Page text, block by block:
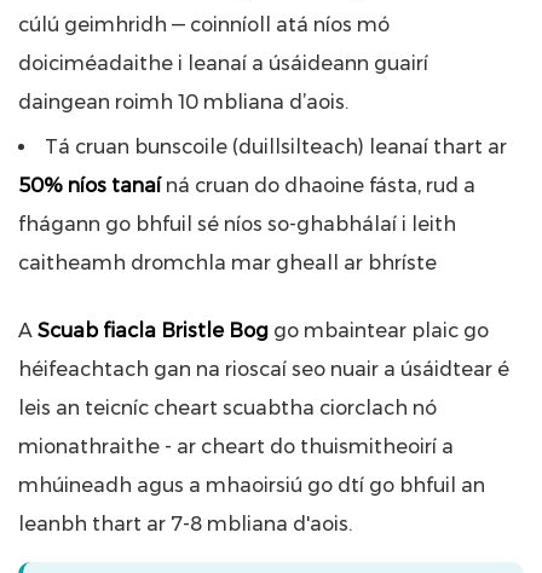
cúlú geimhridh — coinníoll atá níos mó
doiciméadaithe i leanaí a úsáideann guairí
daingean roimh 10 mbliana d’aois.
Tá cruan bunscoile (duillsilteach) leanaí thart ar
50% níos tanaí ná cruan do dhaoine fásta, rud a
fhágann go bhfuil sé níos so-ghabhálaí i leith
caitheamh dromchla mar gheall ar bhríste
A Scuab fiacla Bristle Bog go mbaintear plaic go
héifeachtach gan na rioscaí seo nuair a úsáidtear é
leis an teicníc cheart scuabtha ciorclach nó
mionathraithe - ar cheart do thuismitheoirí a
mhúineadh agus a mhaoirsiú go dtí go bhfuil an
leanbh thart ar 7-8 mbliana d'aois.